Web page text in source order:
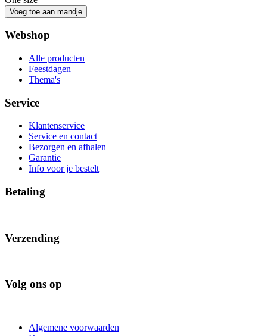
Webshop
Alle producten
Feestdagen
Thema's
Service
Klantenservice
Service en contact
Bezorgen en afhalen
Garantie
Info voor je bestelt
Betaling
Verzending
Volg ons op
Algemene voorwaarden